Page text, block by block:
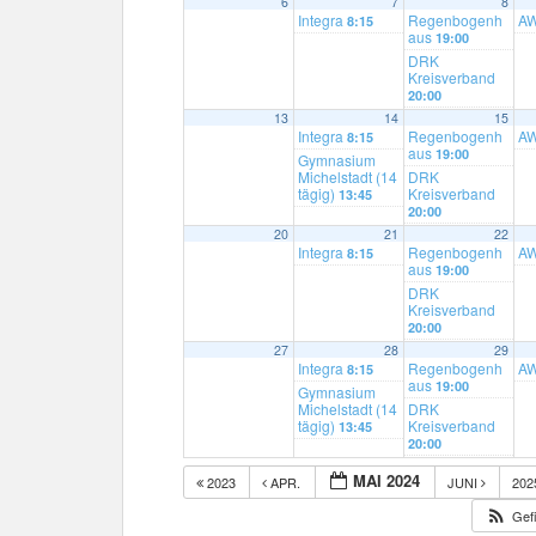
Integra 8:15
Regenbogenh
aus19:00
DRK
Kreisverband
20:00
13 14
Integra 8:15
Gymnasium
Michelstadt (14
tägig) 13:45
15
Regenbogenh
aus19:00
DRK
Kreisverband
20:00
20 21
Integra 8:15
22
Regenbogenh
aus19:00
DRK
Kreisverband
20:00
27 28
Integra 8:15
Gymnasium
Michelstadt (14
tägig) 13:45
29
Regenbogenh
aus19:00
DRK
Kreisverband
20:00
2023 APR. MAI 2024 JUNI